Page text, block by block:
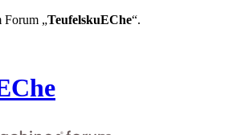
Forum „TeufelskuEChe“.